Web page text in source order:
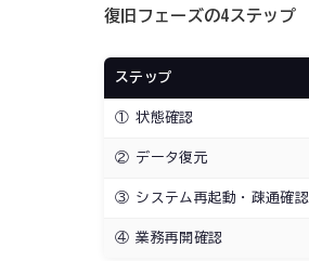
復旧フェーズの4ステップ
ステップ
① 状態確認
② データ復元
③ システム再起動・疎通確認
④ 業務再開確認